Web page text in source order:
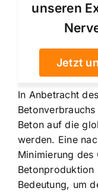
unseren
Jetzt
In Anbetracht
Beton auf die
werden. Eine
Minimierung des
Betonproduktion
Bedeutung, um